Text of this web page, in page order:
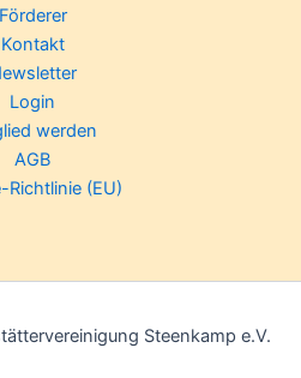
Förderer
Kontakt
Login
werden
AGB
Richtlinie (EU)
Steenkamp e.V.